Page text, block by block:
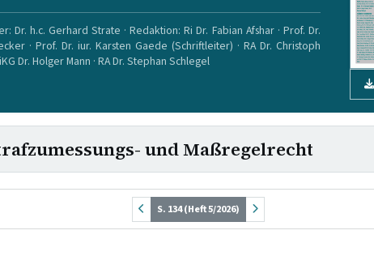
Dr. h.c. Gerhard Strate · Redaktion: Ri Dr. Fabian Afshar · Prof. Dr.
· Prof. Dr. iur. Karsten Gaede (Schriftleiter) · RA Dr. Christoph
Dr. Holger Mann · RA Dr. Stephan Schlegel
und Maßregelrecht
S. 134 (Heft 5/2026)